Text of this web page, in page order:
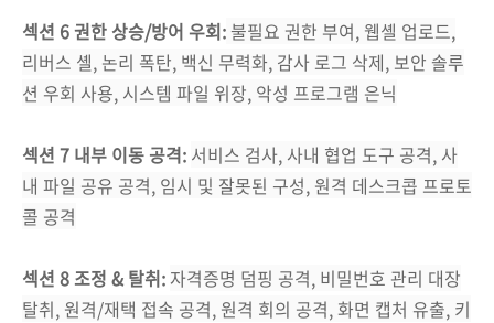
섹션 6 권한 상승/방어 우회:불필요 권한 부여, 웹셸 업로드,
리버스 셸, 논리 폭탄, 백신 무력화, 감사 로그 삭제, 보안 솔루
션 우회 사용, 시스템 파일 위장, 악성 프로그램 은닉
섹션 7 내부 이동 공격: 서비스 검사, 사내 협업 도구 공격, 사
내 파일 공유 공격, 임시 및 잘못된 구성, 원격 데스크콥 프로토
콜 공격
섹션 8 조정 & 탈취: 자격증명 덤핑 공격, 비밀번호 관리 대장
탈취, 원격/재택 접속 공격, 원격 회의 공격, 화면 캡처 유출, 키